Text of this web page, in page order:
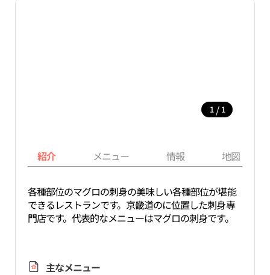
1 / 1
紹介 メニュー 情報 地図
各種部位のマグロの刺身の美味しい各種部位が堪能
できるレストランです。京畿道のに位置した刺身専
門店です。代表的なメニューはマグロの刺身です。
主なメニュー